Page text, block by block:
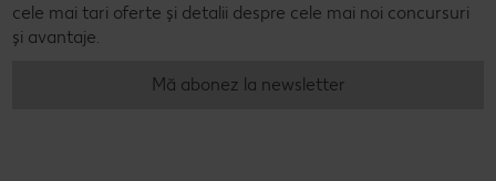
cele mai tari oferte și detalii despre cele mai noi concursuri
și avantaje.
Mă abonez la newsletter